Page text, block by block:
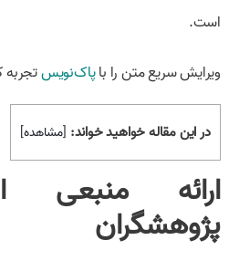
است.
ویرایش سریع متن را باپاک‌نویستجربه
در این مقاله خواهید خواند: [مشاهده]
ارائه منبعی
پژوهشگران